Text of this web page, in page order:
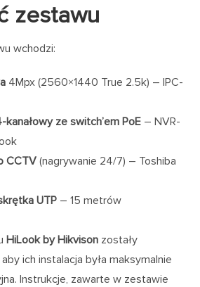
zestawu
wchodzi:
4Mpx (2560×1440 True 2.5k) – IPC-
kanałowy ze switch’em PoE – NVR-
CCTV(nagrywanie 24/7) – Toshiba
UTP – 15 metrów
HiLook by Hikvison zostały
ich instalacja była maksymalnie
Instrukcje, zawarte w zestawie